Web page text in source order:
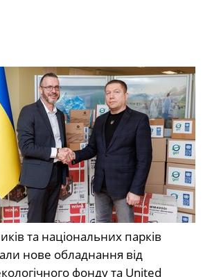
та національних парків
нове обладнання від
фонду та United